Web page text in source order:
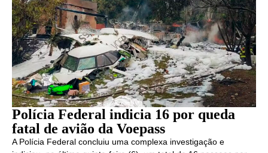
Polícia Federal indicia 16 por queda
fatal de avião da Voepass
A Polícia Federal concluiu uma complexa investigação e